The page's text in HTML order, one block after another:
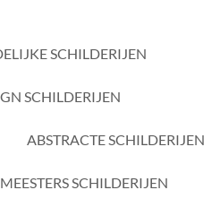
SCHILDERIJEN
SCHILDERIJEN
ABSTRACTE SCHILDERIJEN
SCHILDERIJEN